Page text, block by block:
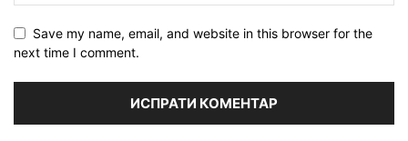
Save my name, email, and website in this browser for the
next time I comment.